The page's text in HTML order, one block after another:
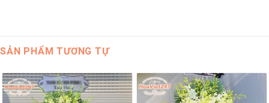
SẢN PHẨM TƯƠNG TỰ